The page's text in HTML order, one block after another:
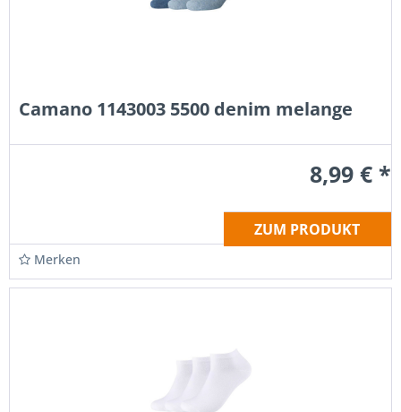
Camano 1143003 5500 denim melange
8,99 € *
ZUM PRODUKT
Merken